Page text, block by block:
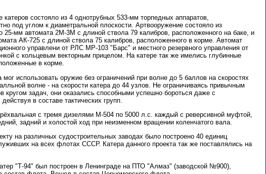
катеров состояло из 4 однотрубных 533-мм торпедных аппаратов,
под углом к диаметральной плоскости. Артвооружение состояло из
25-мм автомата 2М-3М с длиной ствола 79 калибров, расположенного на баке, и
АК-725 с длиной ствола 75 калибров, расположенного в корме. Автомат
управлени от РЛС МР-103 "Барс" и местного резервного управления от
с кольцевым векторным прицелом. На катере так же имелись глубинные
в корме.
мог использовать оружие без ограничений при волне до 5 баллов на скоростях
волне - на скорости катера до 44 узлов. Не ограничиваясь привычным
кругом задач, они оказались способными успешно бороться даже с
в составе тактических групп.
с тремя дизелями М-504 по 5000 л.с. каждый с реверсивной муфтой,
задний и холостой ход при неизменном вращении коленчатого вала.
на различных судостроительных заводах было построено 40 единиц
на всех флотах СССР. Катера данного проекта так же поставлялись на
"Т-94" был построен в Ленинграде на ПТО "Алмаз" (заводской №900),